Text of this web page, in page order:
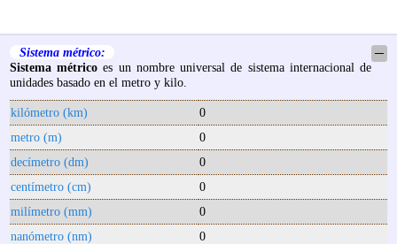
Sistema métrico:
─
Sistema métrico es un nombre universal de sistema internacional de
unidades basado en el metro y kilo.
kilómetro (km)
0
metro (m)
0
decímetro (dm)
0
centímetro (cm)
0
milímetro (mm)
0
nanómetro (nm)
0